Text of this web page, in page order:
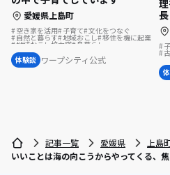
愛媛県上島町
空き家を活用 子育て 文化をつなぐ
自然と暮らす 地域おこし 移住を機に起業
地域おこし協力隊 島暮らし
地域おこし協力隊に聞いてみた
体験談 ワープシティ公式
長
記事一覧 愛媛県
上島
いいことは海の向こうからやってくる、